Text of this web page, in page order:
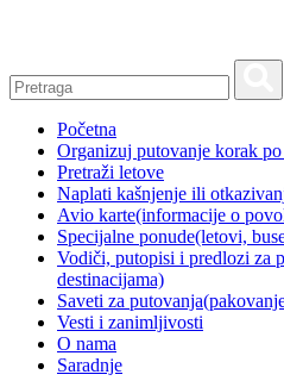
Početna
Organizuj putovanje korak
Pretraži letove
Naplati kašnjenje ili
Avio karte(informacije o
Specijalne ponude(letovi,
Vodiči, putopisi i predlozi za
destinacijama)
Saveti za putovanja
Vesti i zanimljivosti
O nama
Saradnje